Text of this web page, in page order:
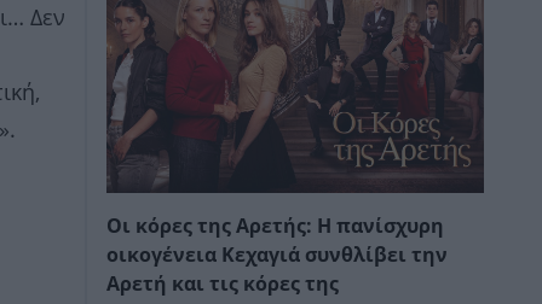
Δεν
Οι κόρες της Αρετής: Η πανίσχυρη
οικογένεια Κεχαγιά συνθλίβει την
Αρετή και τις κόρες της